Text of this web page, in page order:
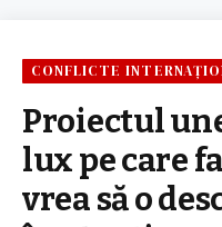
CONFLICTE
Proiectul
lux pe care
vrea să o